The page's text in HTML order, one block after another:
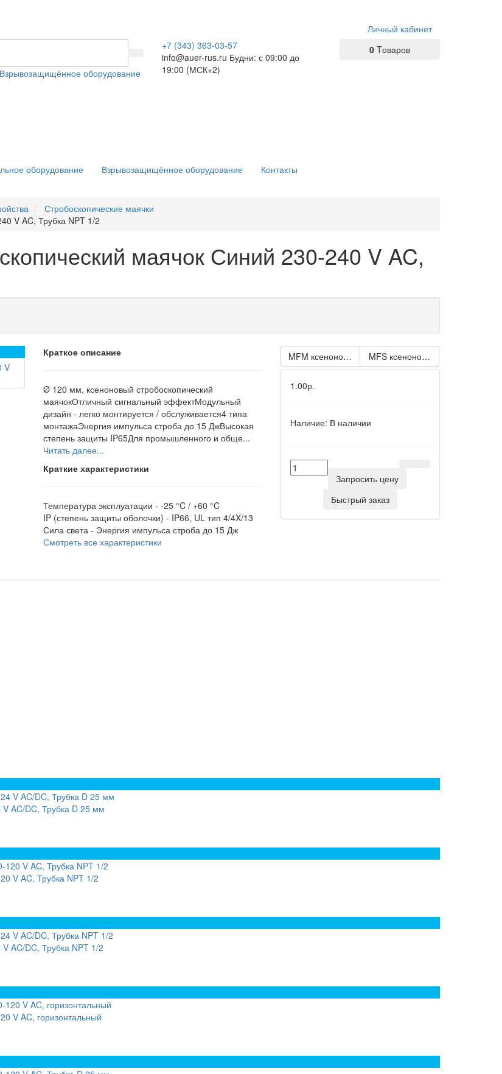
Личный кабинет
+7 (343) 363-03-57
info@auer-rus.ru Будни: с 09:00 до
19:00 (МСК+2)
0 Tоваров
Взрывозащищённое оборудование
оборудование Взрывозащищённое оборудование Контакты
Стробоскопические маячки
V AC, Трубка NPT 1/2
маячок Синий 230-240 V AC,
Краткое описание
Ø 120 мм, ксеноновый стробоскопический
маячокОтличный сигнальный эффектМодульный
дизайн - легко монтируется / обслуживается4 типа
монтажаЭнергия импульса строба до 15 ДжВысокая
степень защиты IP65Для промышленного и обще...
Читать далее...
Краткие характеристики
Температура эксплуатации - -25 °C / +60 °C
IP (степень защиты оболочки) - IP66, UL тип 4/4X/13
Сила света - Энергия импульса строба до 15 Дж
Смотреть все характеристики
MFM ксеноновый стробоскопический маячок
MFS ксеноновый
1.00р.
Наличие: В наличии
Запросить цену
Быстрый заказ
AC/DC, Трубка D 25 мм
V AC, Трубка NPT 1/2
AC/DC, Трубка NPT 1/2
V AC, горизонтальный